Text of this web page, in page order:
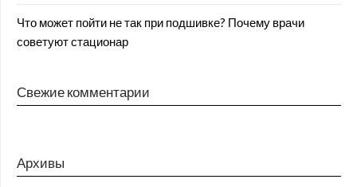
Что может пойти не так при подшивке? Почему врачи
советуют стационар
Свежие комментарии
Архивы